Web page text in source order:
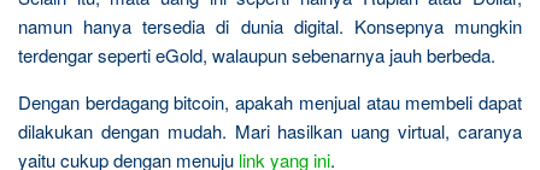
namun hanya tersedia di dunia digital. Konsepnya mungkin
terdengar seperti eGold, walaupun sebenarnya jauh berbeda.
Dengan berdagang bitcoin, apakah menjual atau membeli dapat
dilakukan dengan mudah. Mari hasilkan uang virtual, caranya
yaitu cukup dengan menuju link yang ini.